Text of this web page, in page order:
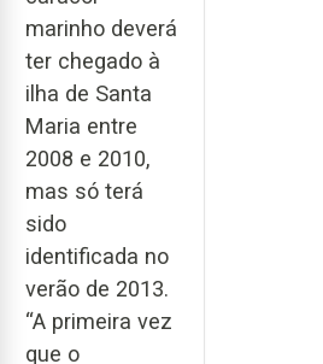
marinho deverá
ter chegado à
ilha de Santa
Maria entre
2008 e 2010,
mas só terá
sido
identificada no
verão de 2013.
“A primeira vez
que o